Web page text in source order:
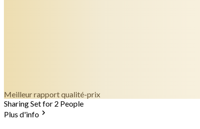
Meilleur rapport qualité-prix
Sharing Set for 2 People
Plus d'info